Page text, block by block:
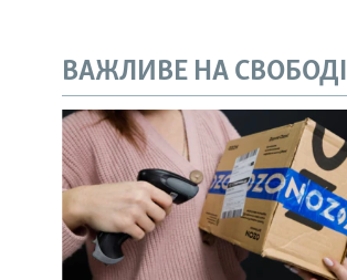
ВАЖЛИВЕ НА СВОБОДІ